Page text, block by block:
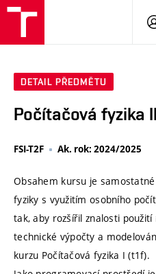
DETAIL PŘEDMĚTU
Počítačová fyzika II
FSI-T2F Ak. rok: 2024/2025
Obsahem kursu je
fyziky s využitím osobního
tak, aby rozšířil znalosti
technické výpočty a
kurzu Počítačová fyzika I (t1f).